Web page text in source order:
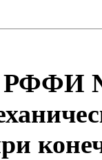
РФФИ